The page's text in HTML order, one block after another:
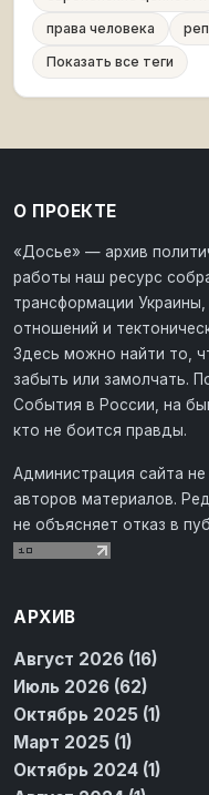
права человека
Показать все теги
О ПРОЕКТЕ
«Досье» — архив
работы наш ресурс
трансформации
отношений и
Здесь можно найти то,
забыть или замолчать.
События в России, на
кто не боится правды.
Администрация сайта
авторов материалов.
не объясняет отказ в
АРХИВ
Август 2026 (16)
Июль 2026 (62)
Октябрь 2025 (1)
Март 2025 (1)
Октябрь 2024 (1)